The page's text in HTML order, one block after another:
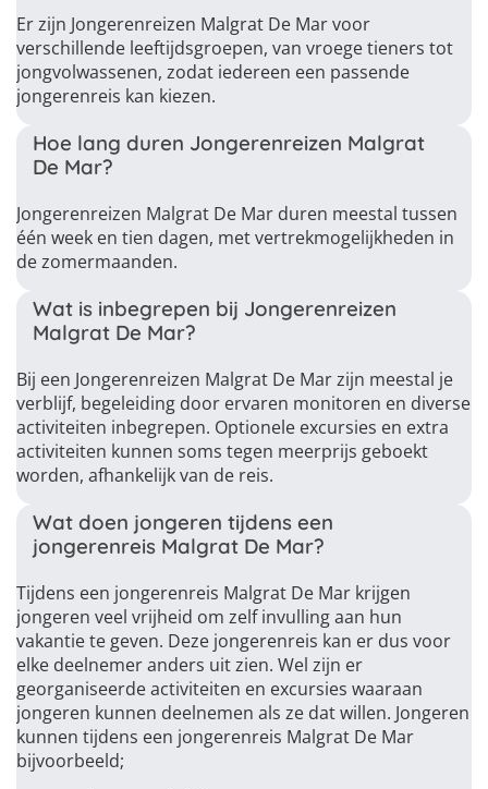
Er zijn Jongerenreizen Malgrat De Mar voor
verschillende leeftijdsgroepen, van vroege tieners tot
jongvolwassenen, zodat iedereen een passende
jongerenreis kan kiezen.
Hoe lang duren Jongerenreizen Malgrat
De Mar?
Jongerenreizen Malgrat De Mar duren meestal tussen
één week en tien dagen, met vertrekmogelijkheden in
de zomermaanden.
Wat is inbegrepen bij Jongerenreizen
Malgrat De Mar?
Bij een Jongerenreizen Malgrat De Mar zijn meestal je
verblijf, begeleiding door ervaren monitoren en diverse
activiteiten inbegrepen. Optionele excursies en extra
activiteiten kunnen soms tegen meerprijs geboekt
worden, afhankelijk van de reis.
Wat doen jongeren tijdens een
jongerenreis Malgrat De Mar?
Tijdens een jongerenreis Malgrat De Mar krijgen
jongeren veel vrijheid om zelf invulling aan hun
vakantie te geven. Deze jongerenreis kan er dus voor
elke deelnemer anders uit zien. Wel zijn er
georganiseerde activiteiten en excursies waaraan
jongeren kunnen deelnemen als ze dat willen. Jongeren
kunnen tijdens een jongerenreis Malgrat De Mar
bijvoorbeeld;